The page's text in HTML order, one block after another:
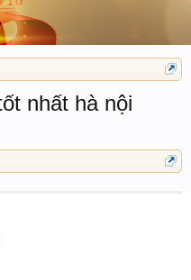
nhất hà nội